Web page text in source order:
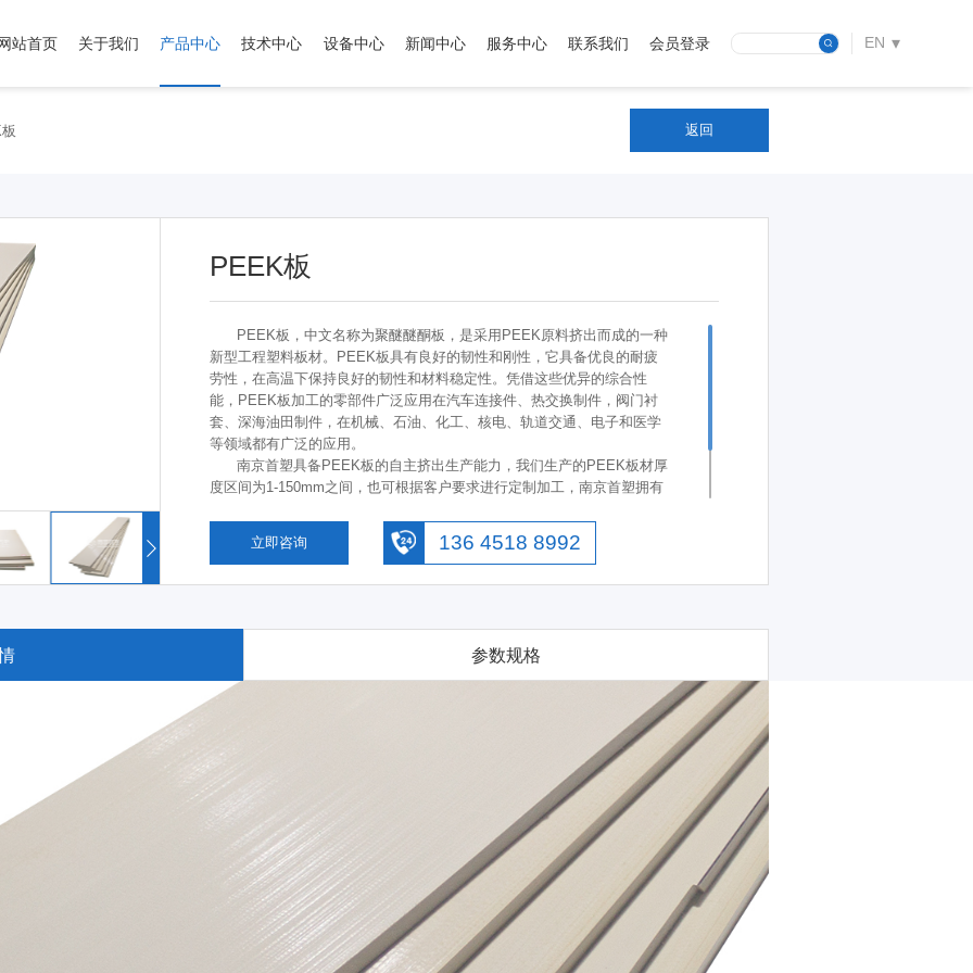
EN
站首页 关于我们 产品中心 技术中心 设备中心 新闻中心 服务中心 联系我们 会员登录
返回
PEEK板
PEEK板，中文名称为聚醚醚酮板，是采用PEEK原料挤出而成的一种
新型工程塑料板材。PEEK板具有良好的韧性和刚性，它具备优良的耐疲
劳性，在高温下保持良好的韧性和材料稳定性。凭借这些优异的综合性
能，PEEK板加工的零部件广泛应用在汽车连接件、热交换制件，阀门衬
套、深海油田制件，在机械、石油、化工、核电、轨道交通、电子和医学
等领域都有广泛的应用。
南京首塑具备PEEK板的自主挤出生产能力，我们生产的PEEK板材厚
度区间为1-150mm之间，也可根据客户要求进行定制加工，南京首塑拥有
无黑点，韧性好易加工，价格优惠，性能优异 ，经第三方质量检测可完全
替代进口板材，欢迎广大客户咨询选购。
立即咨询 136 4518 8992
参数规格